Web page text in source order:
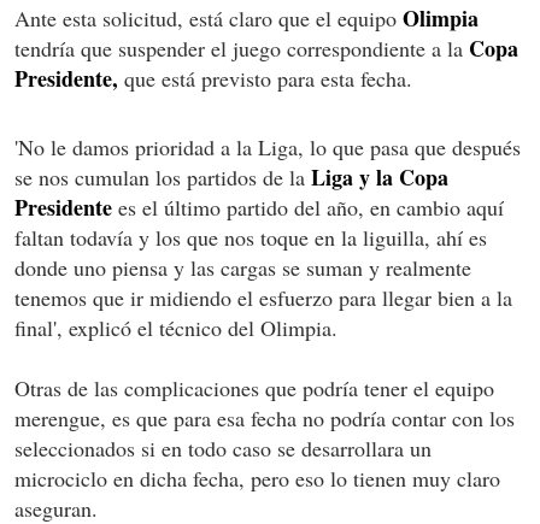
Ante esta solicitud, está claro que el equipo Olimpia
tendría que suspender el juego correspondiente a la Copa
Presidente, que está previsto para esta fecha.
'No le damos prioridad a la Liga, lo que pasa que después
se nos cumulan los partidos de la Liga y la Copa
Presidente es el último partido del año, en cambio aquí
faltan todavía y los que nos toque en la liguilla, ahí es
donde uno piensa y las cargas se suman y realmente
tenemos que ir midiendo el esfuerzo para llegar bien a la
final', explicó el técnico del Olimpia.
Otras de las complicaciones que podría tener el equipo
merengue, es que para esa fecha no podría contar con los
seleccionados si en todo caso se desarrollara un
microciclo en dicha fecha, pero eso lo tienen muy claro
aseguran.